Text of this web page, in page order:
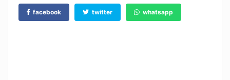
facebook twitter whatsapp